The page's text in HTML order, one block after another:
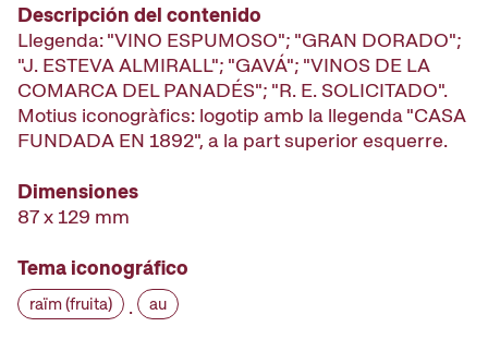
Descripción del contenido
Llegenda: "VINO ESPUMOSO"; "GRAN DORADO";
"J. ESTEVA ALMIRALL"; "GAVÁ"; "VINOS DE LA
COMARCA DEL PANADÉS"; "R. E. SOLICITADO".
Motius iconogràfics: logotip amb la llegenda "CASA
FUNDADA EN 1892", a la part superior esquerre.
Dimensiones
87 x 129 mm
Tema iconográfico
raïm (fruita) · au